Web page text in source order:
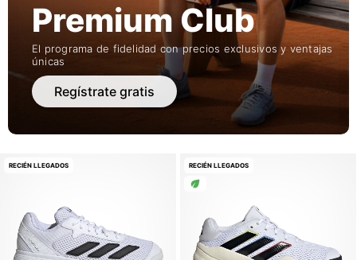
Premium Club
El programa de fidelidad con precios exclusivos y ventajas
únicas
Regístrate gratis
RECIÉN LLEGADOS RECIÉN LLEGADOS